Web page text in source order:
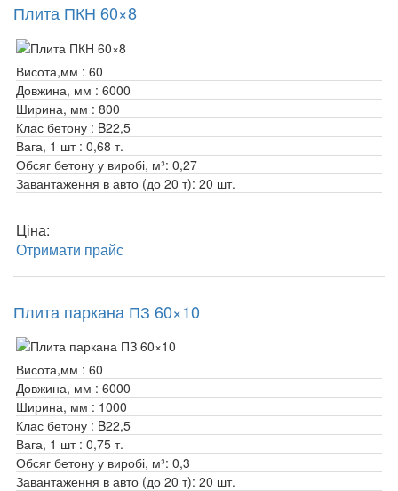
Плита ПКН 60×8
Висота,мм : 60
Довжина, мм : 6000
Ширина, мм : 800
Клас бетону : B22,5
Вага, 1 шт : 0,68 т.
Обсяг бетону у виробі, м³: 0,27
Завантаження в авто (до 20 т): 20 шт.
Ціна:
Отримати прайс
Плита паркана ПЗ 60×10
Висота,мм : 60
Довжина, мм : 6000
Ширина, мм : 1000
Клас бетону : B22,5
Вага, 1 шт : 0,75 т.
Обсяг бетону у виробі, м³: 0,3
Завантаження в авто (до 20 т): 20 шт.